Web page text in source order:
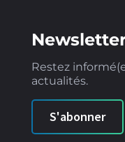
Restez
actualités.
S'abonner